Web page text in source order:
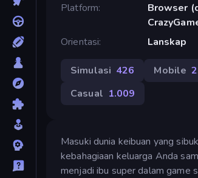
Platform
Browser
Orientasi
Lanskap
Simulasi 426 Mobile
Casual 1.009
Masuki dunia keibuan yang
kebahagiaan keluarga Anda
menjadi ibu super dalam game